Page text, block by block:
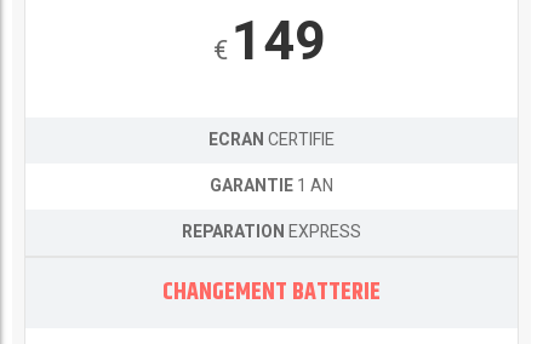
€149
ECRANCERTIFIE
GARANTIE1 AN
REPARATIONEXPRESS
CHANGEMENT BATTERIE